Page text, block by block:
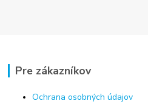
Pre zákazníkov
Ochrana osobných údajov